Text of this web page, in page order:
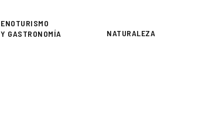
ENOTURISMO
Y GASTRONOMÍA
NATURALEZA